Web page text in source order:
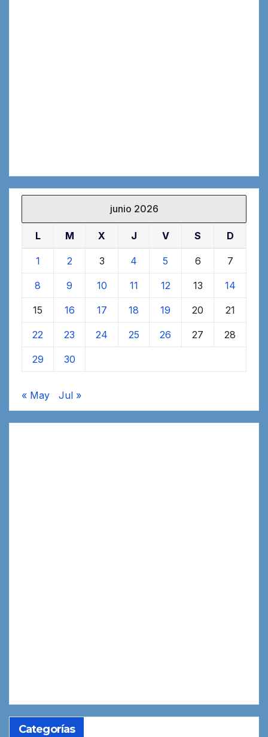
junio 2026
L M X J V S D
1 2 3 4 5 6 7
8 9 10 11 12 13 14
15 16 17 18 19 20 21
22 23 24 25 26 27 28
29 30
« May Jul »
Categorías